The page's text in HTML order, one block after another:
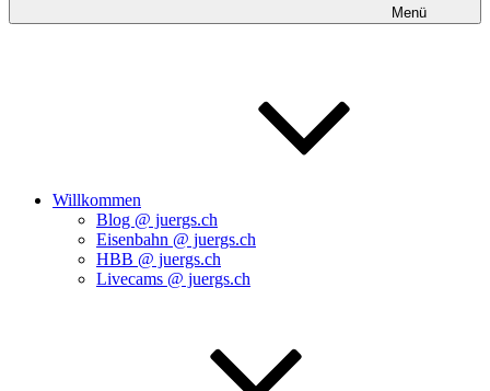
Menü
Willkommen
Blog @ juergs.ch
Eisenbahn @ juergs.ch
HBB @ juergs.ch
Livecams @ juergs.ch